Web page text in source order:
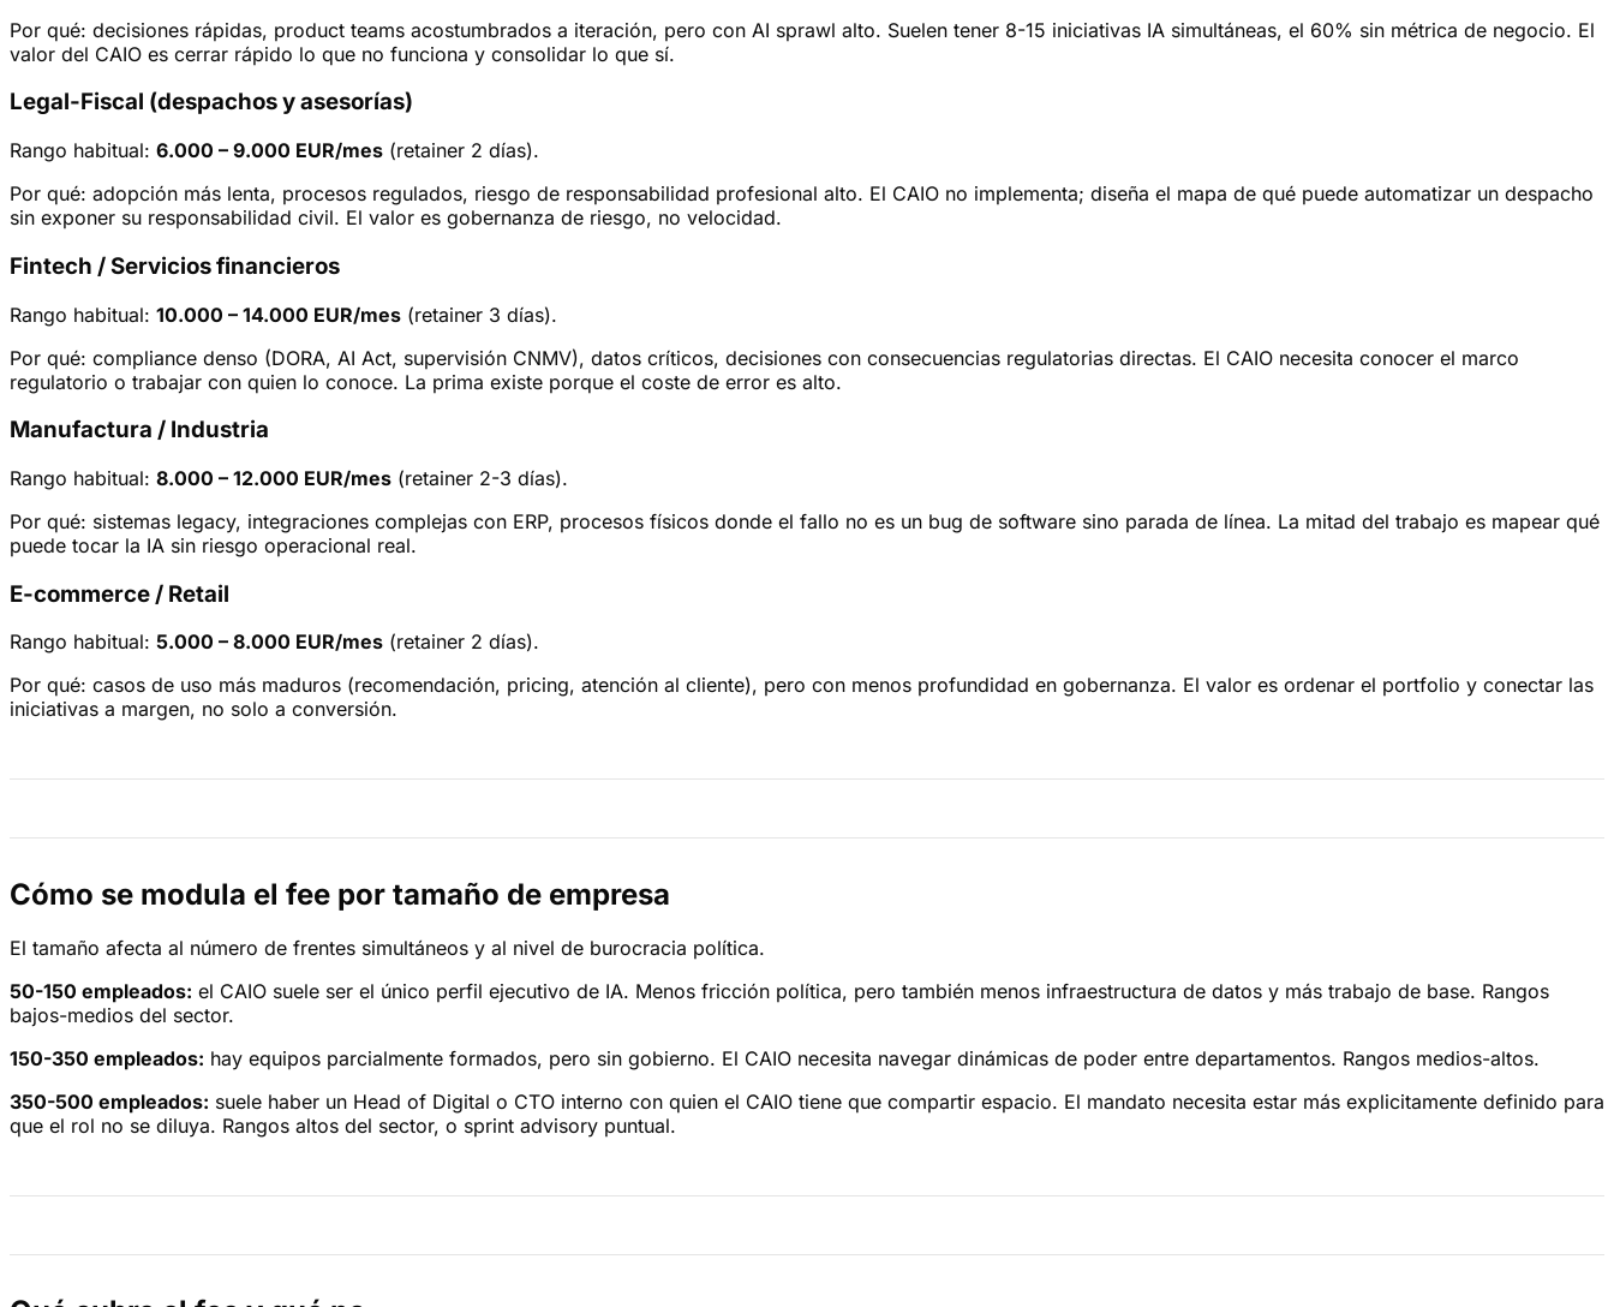
Por qué: decisiones rápidas, product teams acostumbrados a iteración, pero con AI sprawl alto. Suelen tener 8-15 iniciativas IA simultáneas, el 60% sin métrica de negocio. El
valor del CAIO es cerrar rápido lo que no funciona y consolidar lo que sí.
Legal-Fiscal (despachos y asesorías)
Rango habitual: 6.000 – 9.000 EUR/mes (retainer 2 días).
Por qué: adopción más lenta, procesos regulados, riesgo de responsabilidad profesional alto. El CAIO no implementa; diseña el mapa de qué puede automatizar un despacho
sin exponer su responsabilidad civil. El valor es gobernanza de riesgo, no velocidad.
Fintech / Servicios financieros
Rango habitual: 10.000 – 14.000 EUR/mes (retainer 3 días).
Por qué: compliance denso (DORA, AI Act, supervisión CNMV), datos críticos, decisiones con consecuencias regulatorias directas. El CAIO necesita conocer el marco
regulatorio o trabajar con quien lo conoce. La prima existe porque el coste de error es alto.
Manufactura / Industria
Rango habitual: 8.000 – 12.000 EUR/mes (retainer 2-3 días).
Por qué: sistemas legacy, integraciones complejas con ERP, procesos físicos donde el fallo no es un bug de software sino parada de línea. La mitad del trabajo es mapear qué
puede tocar la IA sin riesgo operacional real.
E-commerce / Retail
Rango habitual: 5.000 – 8.000 EUR/mes (retainer 2 días).
Por qué: casos de uso más maduros (recomendación, pricing, atención al cliente), pero con menos profundidad en gobernanza. El valor es ordenar el portfolio y conectar las
iniciativas a margen, no solo a conversión.
Cómo se modula el fee por tamaño de empresa
El tamaño afecta al número de frentes simultáneos y al nivel de burocracia política.
50-150 empleados: el CAIO suele ser el único perfil ejecutivo de IA. Menos fricción política, pero también menos infraestructura de datos y más trabajo de base. Rangos
bajos-medios del sector.
150-350 empleados: hay equipos parcialmente formados, pero sin gobierno. El CAIO necesita navegar dinámicas de poder entre departamentos. Rangos medios-altos.
350-500 empleados: suele haber un Head of Digital o CTO interno con quien el CAIO tiene que compartir espacio. El mandato necesita estar más explicitamente definido para
que el rol no se diluya. Rangos altos del sector, o sprint advisory puntual.